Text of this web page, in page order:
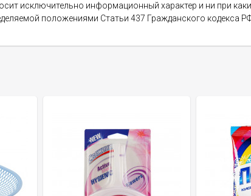
исключительно информационный характер и ни при
положениями Статьи 437 Гражданского кодекса